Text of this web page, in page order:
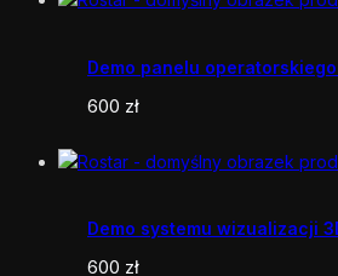
Demo panelu operatorskiego
600 zł
Demo systemu wizualizacji
600 zł